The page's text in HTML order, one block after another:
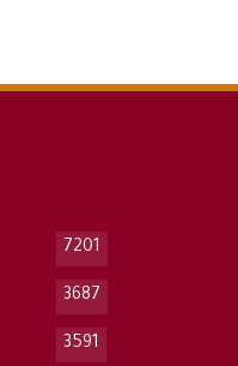
7201
3687
3591